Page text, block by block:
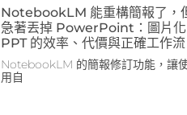
NotebookLM 能重構簡報了，
急著丟掉 PowerPoint：圖片化
PPT 的效率、代價與正確工作流
NotebookLM 的簡報修訂功能，讓
用自